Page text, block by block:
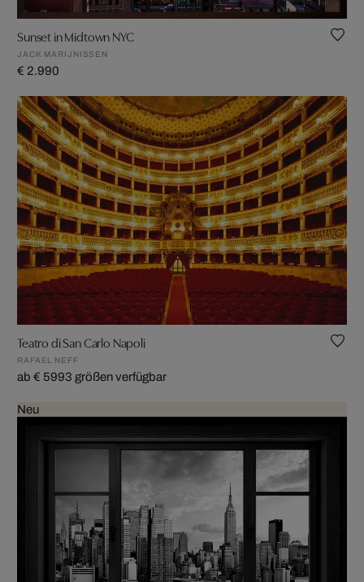
Sunset in Midtown NYC
JACK MARIJNISSEN
€ 2.990
Teatro di San Carlo Napoli
RAFAEL NEFF
ab € 5993 größen verfügbar
Neu